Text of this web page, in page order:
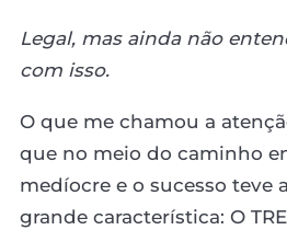
Legal, mas ainda não
com isso.
O que me chamou a
que no meio do caminho
medíocre e o sucesso teve
grande característica: O